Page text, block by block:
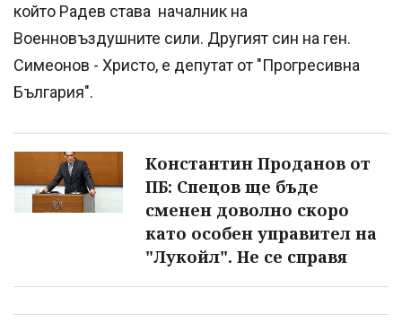
който Радев става началник на
Военновъздушните сили. Другият син на ген.
Симеонов - Христо, e депутат от "Прогресивна
България".
Константин Проданов от
ПБ: Спецов ще бъде
сменен доволно скоро
като особен управител на
"Лукойл". Не се справя